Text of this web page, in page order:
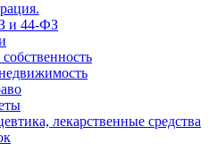
и 44-ФЗ
лекарственные средства